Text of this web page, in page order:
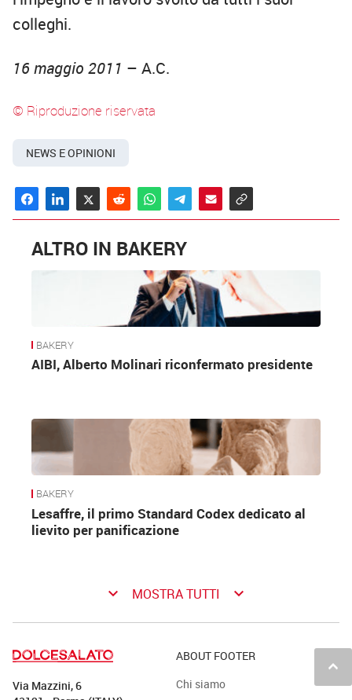
colleghi.
16 maggio 2011 – A.C.
© Riproduzione riservata
NEWS E OPINIONI
ALTRO IN BAKERY
BAKERY
AIBI, Alberto Molinari riconfermato presidente
BAKERY
Lesaffre, il primo Standard Codex dedicato al
lievito per panificazione
keyboard_arrow_down MOSTRA TUTTI keyboard_arrow_down
keyboard_arrow_up
Via Mazzini, 6
ABOUT FOOTER
Chi siamo